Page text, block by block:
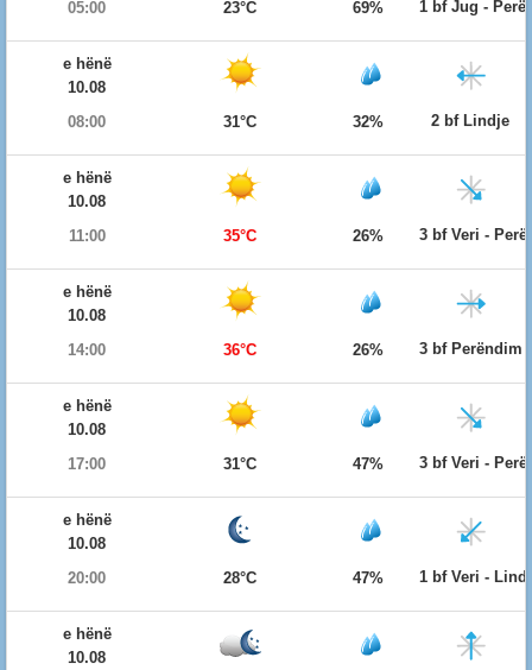
05:00
23°C 69% 1 bf Jug -
e hënë
10.08
08:00
31°C 32% 2 bf Lindje
e hënë
10.08
11:00
35°C 26% 3 bf Veri -
e hënë
10.08
14:00
36°C 26% 3 bf Perëndim
e hënë
10.08
17:00
31°C 47% 3 bf Veri -
e hënë
10.08
20:00
28°C 47% 1 bf Veri -
e hënë
10.08